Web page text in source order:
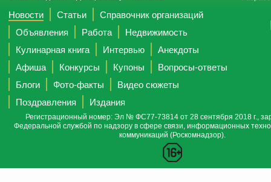
Новости Статьи
Справочник организаций
Объявления
Работа
Недвижимость
Кулинарная книга
Интервью
Анекдоты
Афиша
Конкурсы Купоны
Вопросы-ответы
Блоги
Фото-факты
Видео сюжеты
Поздравления
Издания
Регистрационный номер: Эл № ФС77-73814 от 28 сентября 2018 г.,
Федеральной службой по надзору в сфере связи, информационных
коммуникаций (Роскомнадзор).